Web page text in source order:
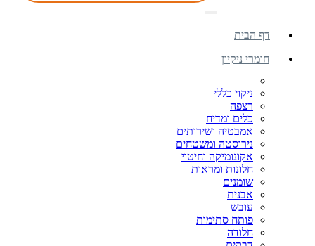
דף הבית
חומרי ניקיון
ניקוי כללי
רצפה
כלים ומדיח
אמבטיה ושירותים
נירוסטה ומשטחים
אקונומיקה וחיטוי
חלונות ומראות
שומנים
אבנית
עובש
פותח סתימות
חלודה